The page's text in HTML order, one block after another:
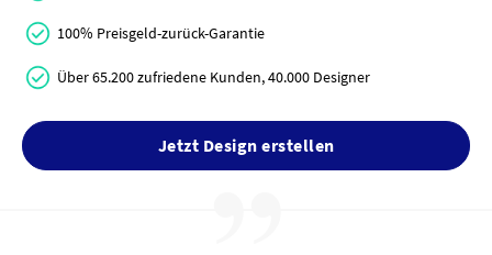
100% Preisgeld-zurück-Garantie
Über 65.200 zufriedene Kunden, 40.000 Designer
Jetzt Design erstellen